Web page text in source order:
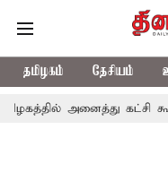
தமிழகம் தேசியம்
அனைத்து கட்சி கூட்டத்தை